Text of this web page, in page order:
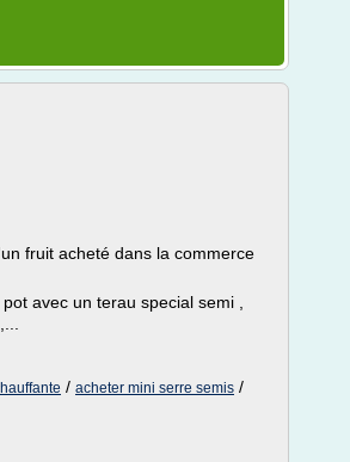
fruit acheté dans la commerce
avec un terau special semi ,
/ acheter mini serre semis /